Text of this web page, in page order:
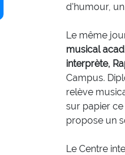
d'humour,
Le même
musical
interprète,
Campus.
relève
sur papier ce
propose un
Le Centre